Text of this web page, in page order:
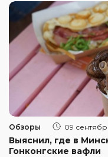
Обзоры 09
Выяснил, где в
Гонконгские вафли